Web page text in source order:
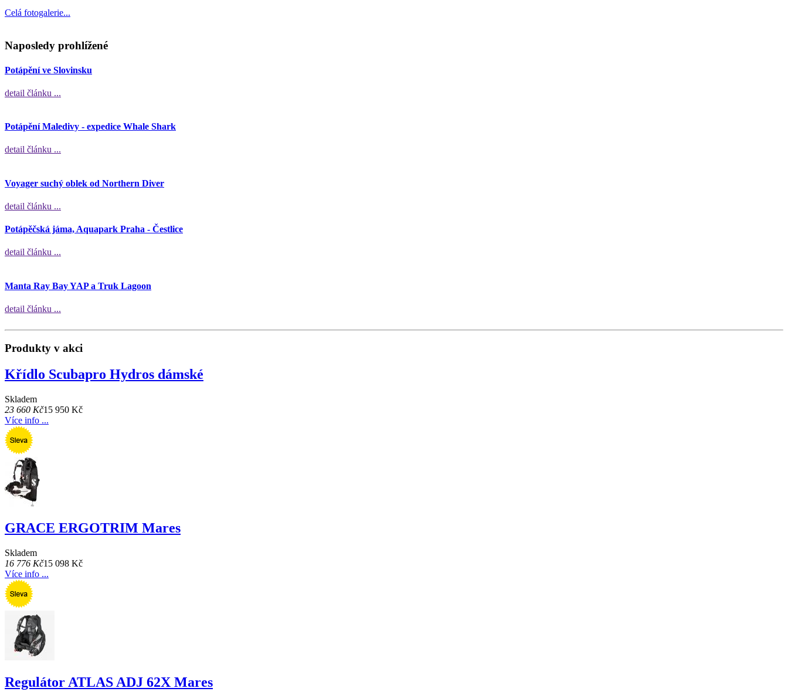
Celá fotogalerie...
Naposledy prohlížené
Potápění ve Slovinsku
detail článku ...
Potápění Maledivy - expedice Whale Shark
detail článku ...
Voyager suchý oblek od Northern Diver
detail článku ...
Potápěčská jáma, Aquapark Praha - Čestlice
detail článku ...
Manta Ray Bay YAP a Truk Lagoon
detail článku ...
Produkty v akci
Křídlo Scubapro Hydros dámské
Skladem
23 660 Kč15 950 Kč
Více info ...
GRACE ERGOTRIM Mares
Skladem
16 776 Kč15 098 Kč
Více info ...
Regulátor ATLAS ADJ 62X Mares